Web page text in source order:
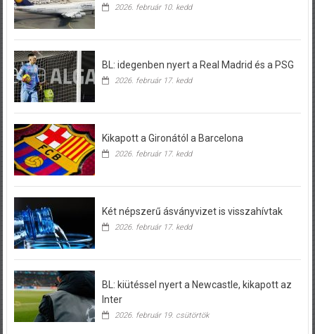
2026. február 10. kedd
BL: idegenben nyert a Real Madrid és a PSG
2026. február 17. kedd
Kikapott a Gironától a Barcelona
2026. február 17. kedd
Két népszerű ásványvizet is visszahívtak
2026. február 17. kedd
BL: kiütéssel nyert a Newcastle, kikapott az
Inter
2026. február 19. csütörtök